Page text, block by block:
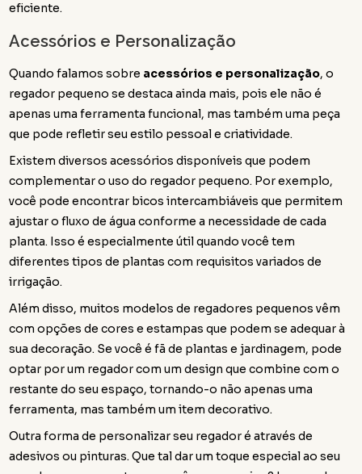
eficiente.
Acessórios e Personalização
Quando falamos sobre acessórios e personalização, o
regador pequeno se destaca ainda mais, pois ele não é
apenas uma ferramenta funcional, mas também uma peça
que pode refletir seu estilo pessoal e criatividade.
Existem diversos acessórios disponíveis que podem
complementar o uso do regador pequeno. Por exemplo,
você pode encontrar bicos intercambiáveis que permitem
ajustar o fluxo de água conforme a necessidade de cada
planta. Isso é especialmente útil quando você tem
diferentes tipos de plantas com requisitos variados de
irrigação.
Além disso, muitos modelos de regadores pequenos vêm
com opções de cores e estampas que podem se adequar à
sua decoração. Se você é fã de plantas e jardinagem, pode
optar por um regador com um design que combine com o
restante do seu espaço, tornando-o não apenas uma
ferramenta, mas também um item decorativo.
Outra forma de personalizar seu regador é através de
adesivos ou pinturas. Que tal dar um toque especial ao seu